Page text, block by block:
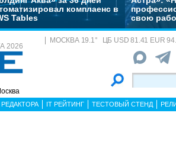
комплаенс в
Tables
свою
2026
МОСКВА 19.1° ЦБ USD 81.41 EUR
IT РЕЙТИНГ ТЕСТОВЫЙ СТЕНД